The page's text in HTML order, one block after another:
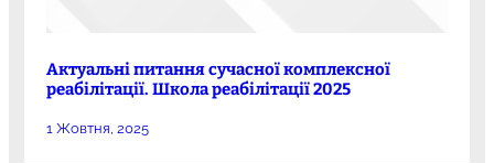
Актуальні питання сучасної комплексної
реабілітації. Школа реабілітації 2025
1 Жовтня, 2025